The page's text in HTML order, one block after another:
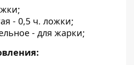
- 0,5 ч. ложки;
- для жарки;